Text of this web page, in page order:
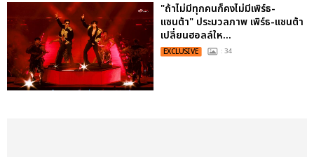
"ถ้าไม่มีทุกคนก็คงไม่มีเพิร์ธ-
แซนต้า" ประมวลภาพ เพิร์ธ-แซนต้า
เปลี่ยนฮอลล์ให...
EXCLUSIVE : 34